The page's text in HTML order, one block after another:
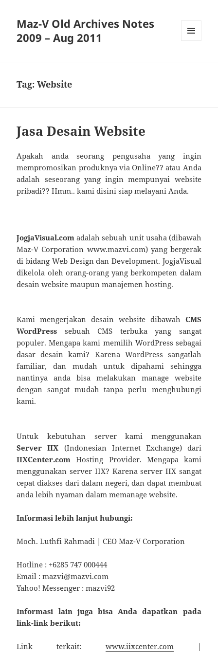
Maz-V Old Archives Notes
2009 – Aug 2011
Tag:Website
Jasa Desain Website
Apakah anda seorang pengusaha yang ingin
mempromosikan produknya via Online?? atau Anda
adalah seseorang yang ingin mempunyai website
pribadi?? Hmm.. kami disini siap melayani Anda.
JogjaVisual.com adalah sebuah unit usaha (dibawah
Maz-V Corporation www.mazvi.com) yang bergerak
di bidang Web Design dan Development. JogjaVisual
dikelola oleh orang-orang yang berkompeten dalam
desain website maupun manajemen hosting.
Kami mengerjakan desain website dibawah CMS
WordPress sebuah CMS terbuka yang sangat
populer. Mengapa kami memilih WordPress sebagai
dasar desain kami? Karena WordPress sangatlah
familiar, dan mudah untuk dipahami sehingga
nantinya anda bisa melakukan manage website
dengan sangat mudah tanpa perlu menghubungi
kami.
Untuk kebutuhan server kami menggunakan
Server IIX (Indonesian Internet Exchange) dari
IIXCenter.com Hosting Provider. Mengapa kami
menggunakan server IIX? Karena server IIX sangat
cepat diakses dari dalam negeri, dan dapat membuat
anda lebih nyaman dalam memanage website.
Informasi lebih lanjut hubungi:
Moch. Luthfi Rahmadi | CEO Maz-V Corporation
Hotline : +6285 747 000444
Email : mazvi@mazvi.com
Yahoo! Messenger : mazvi92
Informasi lain juga bisa Anda dapatkan pada
link-link berikut:
Link terkait: www.iixcenter.com|